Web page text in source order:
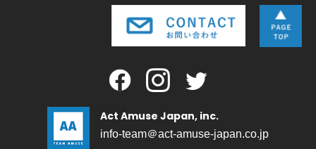
Act Amuse Japan, inc.
info-team＠act-amuse-japan.co.jp